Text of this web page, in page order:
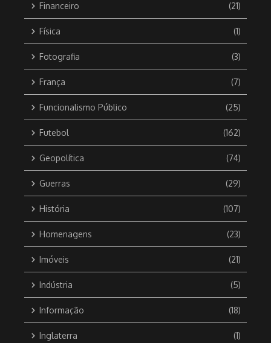
Financeiro (21)
Física (1)
Fotografia (3)
França (7)
Funcionalismo Público (25)
Futebol (162)
Geopolítica (74)
Guerras (29)
História (107)
Homenagens (23)
Imóveis (21)
Indústria (5)
Informação (18)
Inglaterra (1)